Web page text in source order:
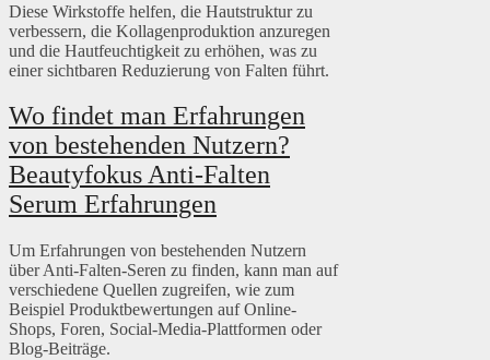
Diese Wirkstoffe helfen, die Hautstruktur zu
verbessern, die Kollagenproduktion anzuregen
und die Hautfeuchtigkeit zu erhöhen, was zu
einer sichtbaren Reduzierung von Falten führt.
Wo findet man Erfahrungen
von bestehenden Nutzern?
Beautyfokus Anti-Falten
Serum Erfahrungen
Um Erfahrungen von bestehenden Nutzern
über Anti-Falten-Seren zu finden, kann man auf
verschiedene Quellen zugreifen, wie zum
Beispiel Produktbewertungen auf Online-
Shops, Foren, Social-Media-Plattformen oder
Blog-Beiträge.